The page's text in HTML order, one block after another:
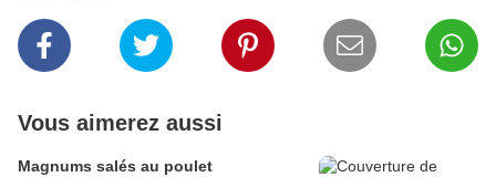
Vous aimerez aussi
Magnums salés au poulet